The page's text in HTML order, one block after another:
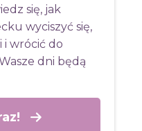
się, jak
wyciszyć się,
i wrócić do
dni będą